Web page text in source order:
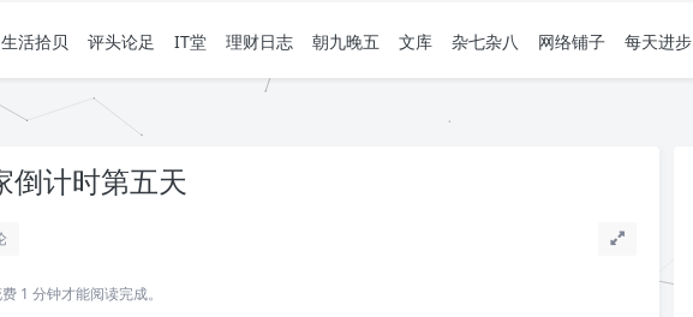
生活拾贝 评头论足 IT堂 理财日志 朝九晚五 文库 杂七杂八 网络铺子 每天进步
计时第五天
1 分钟才能阅读完成。